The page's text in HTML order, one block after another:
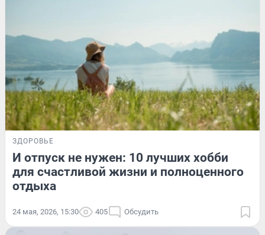
ЗДОРОВЬЕ
И отпуск не нужен: 10 лучших хобби
для счастливой жизни и полноценного
отдыха
24 мая, 2026, 15:30 405 Обсудить